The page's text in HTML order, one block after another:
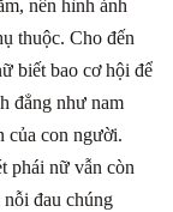
nên hình ảnh
thuộc. Cho đến
biết bao cơ hội để
đẳng như nam
của con người.
phái nữ vẫn còn
đau chúng